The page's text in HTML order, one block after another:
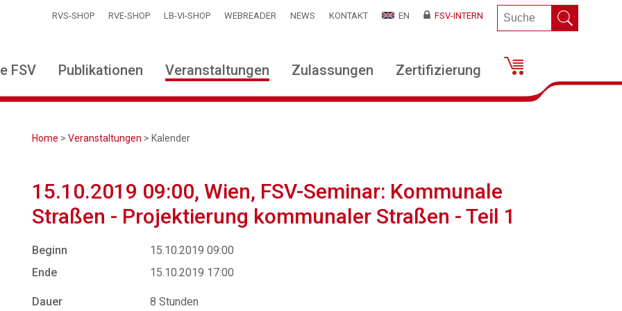
RVS-SHOP RVE-SHOP LB-VI-SHOP WEBREADER NEWS KONTAKT EN FSV-INTERN
FSV Publikationen Veranstaltungen Zulassungen Zertifizierung
Home >Veranstaltungen > Kalender
15.10.2019 09:00, Wien, FSV-Seminar: Kommunale
Straßen - Projektierung kommunaler Straßen - Teil 1
Beginn
15.10.2019 09:00
Ende
15.10.2019 17:00
Dauer 8 Stunden